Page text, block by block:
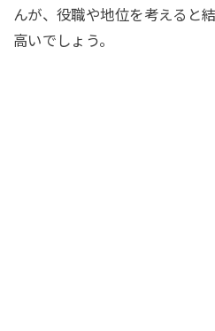
んが、役職や地位を考えると
高いでしょう。